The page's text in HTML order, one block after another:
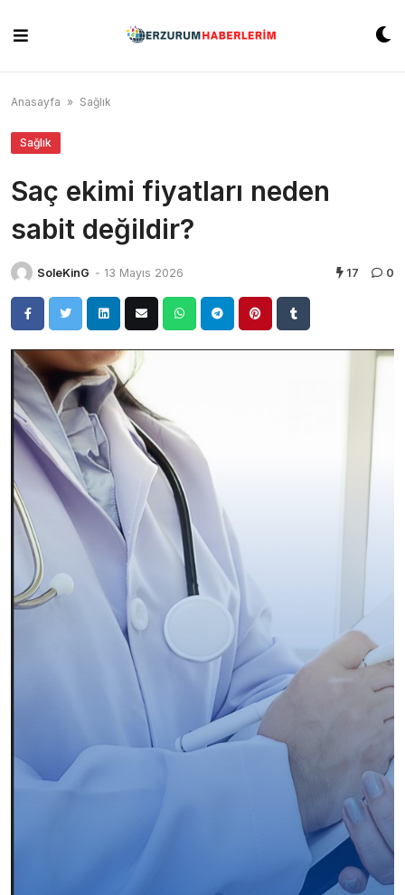
content
Anasayfa » Sağlık
Sağlık
Saç ekimi fiyatları neden
sabit değildir?
SoleKinG - 13 Mayıs 2026 17 0